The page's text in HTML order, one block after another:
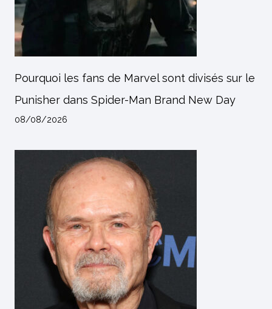
Pourquoi les fans de Marvel sont divisés sur le
Punisher dans Spider-Man Brand New Day
08/08/2026